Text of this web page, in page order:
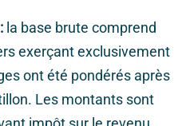
la base brute comprend
exerçant exclusivement
ont été pondérés après
Les montants sont